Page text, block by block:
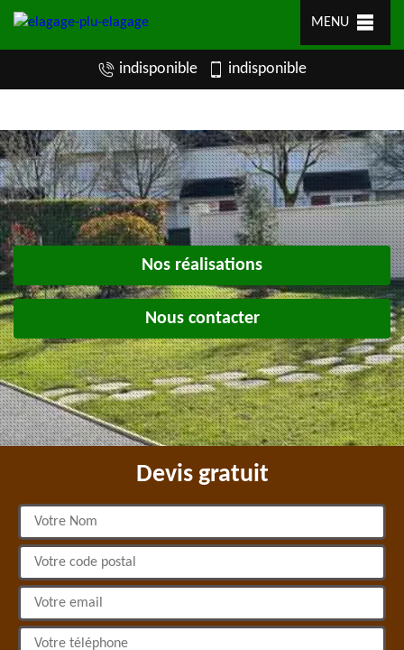
MENU
indisponible indisponible
Nos réalisations
Nous contacter
Devis gratuit